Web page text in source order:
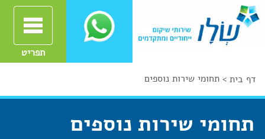
תפריט
דף בית > תחומי שירות נוספים
תחומי שירות נוספים